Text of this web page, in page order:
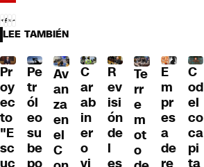
LEE TAMBIÉN
Pr
oy
ec
to
"E
sc
Pe
tr
ól
eo
su
be
Av
an
za
en
el
C
C
ar
ab
in
er
o
R
ev
isi
ón
de
l
Te
rr
e
m
ot
o
E
m
pr
es
a
de
C
od
el
co
ca
pi